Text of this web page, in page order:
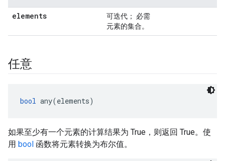
elements
可迭代； 必需
元素的集合。
任意
bool any(elements)
如果至少有一个元素的计算结果为 True，则返回 True。使
用 bool 函数将元素转换为布尔值。